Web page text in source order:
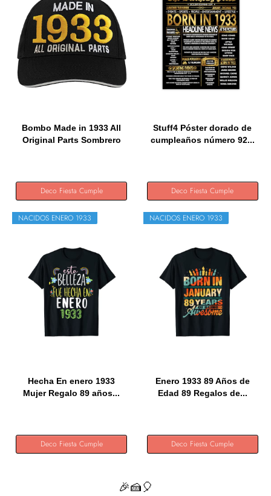
Bombo Made in 1933 All
Original Parts Sombrero
Deco Fiesta Cumple
Stuff4 Póster dorado de
cumpleaños número 92...
Deco Fiesta Cumple
NACIDOS ENERO 1933
Hecha En enero 1933
Mujer Regalo 89 años...
Deco Fiesta Cumple
NACIDOS ENERO 1933
Enero 1933 89 Años de
Edad 89 Regalos de...
Deco Fiesta Cumple
🎉🍰🎈